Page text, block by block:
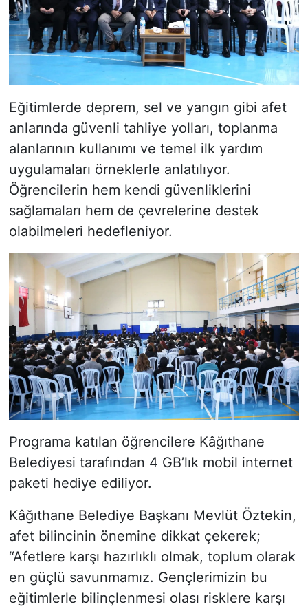
Eğitimlerde deprem, sel ve yangın gibi afet
anlarında güvenli tahliye yolları, toplanma
alanlarının kullanımı ve temel ilk yardım
uygulamaları örneklerle anlatılıyor.
Öğrencilerin hem kendi güvenliklerini
sağlamaları hem de çevrelerine destek
olabilmeleri hedefleniyor.
Programa katılan öğrencilere Kâğıthane
Belediyesi tarafından 4 GB’lık mobil internet
paketi hediye ediliyor.
Kâğıthane Belediye Başkanı Mevlüt Öztekin,
afet bilincinin önemine dikkat çekerek;
“Afetlere karşı hazırlıklı olmak, toplum olarak
en güçlü savunmamız. Gençlerimizin bu
eğitimlerle bilinçlenmesi olası risklere karşı